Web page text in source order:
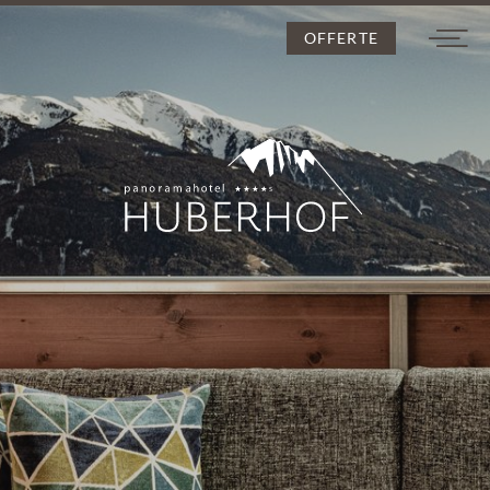
DE IT EN
L’Huberhof
Per le coppie
OFFERTE